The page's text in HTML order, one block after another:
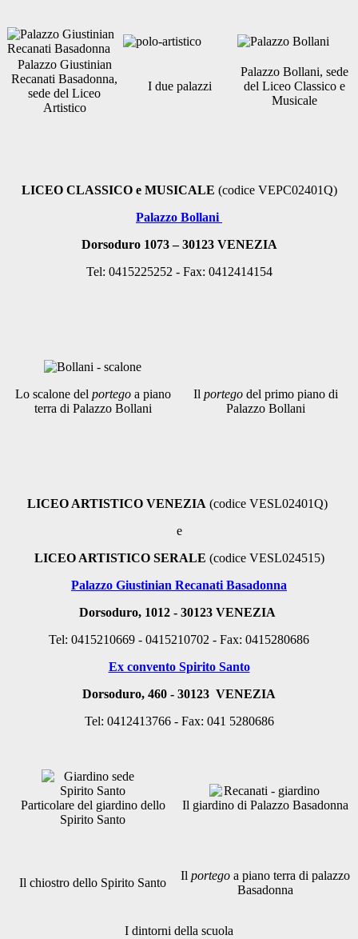
Palazzo Giustinian
Recanati Basadonna,
sede del Liceo
Artistico
I due palazzi
Palazzo Bollani, sede
del Liceo Classico e
Musicale
LICEO CLASSICO e MUSICALE (codice VEPC02401Q)
Palazzo Bollani
Dorsoduro 1073 – 30123 VENEZIA
Tel: 0415225252 - Fax: 0412414154
Lo scalone del portegoa piano
terra di Palazzo Bollani
Il portegodel primo piano di
Palazzo Bollani
LICEO ARTISTICO VENEZIA (codice VESL02401Q)
e
LICEO ARTISTICO SERALE (codice VESL024515)
Palazzo Giustinian Recanati Basadonna
Dorsoduro, 1012 - 30123 VENEZIA
Tel: 0415210669 - 0415210702 - Fax: 0415280686
Ex convento Spirito Santo
Dorsoduro, 460 - 30123 VENEZIA
Tel: 0412413766 - Fax: 041 5280686
Particolare del giardino dello
Spirito Santo
Il giardino di Palazzo Basadonna
Il chiostro dello Spirito Santo
Il portego a piano terra di palazzo
Basadonna
I dintorni della scuola